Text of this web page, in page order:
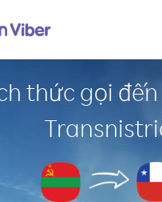
thức gọi